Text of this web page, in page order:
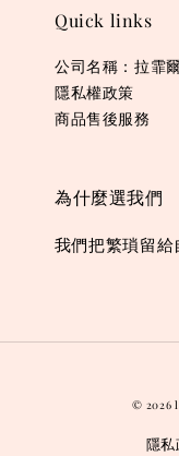
Quick links
公司名稱：拉霏
隱私權政策
商品售後服務
為什麼選我們
我們把繁瑣留
© 2026
隱